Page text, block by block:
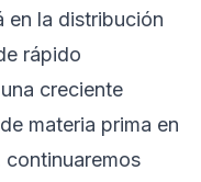
en la distribución
rápido
creciente
materia prima en
continuaremos